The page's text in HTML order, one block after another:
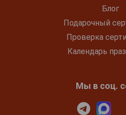
Блог
Подарочный
Проверка
Календарь
Мы в соц.